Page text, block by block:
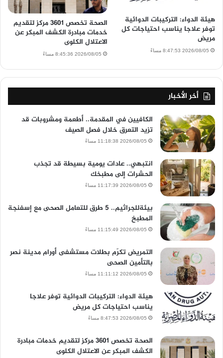
هيئة الدواء: التركيبات الدوائية
توفر علاجا يناسب احتياجات كل
مريض
2026/08/05 8:47:53 مساءً
الصحة تخصص 3601 مركز لتقديم
خدمات مبادرة الكشف المبكر عن
الاعتلال الكلوى
2026/08/05 8:45:36 مساءً
أخر الأخبار
الكافيين في المقدمة.. أطعمة ومشروبات قد
تزيد التعرق خلال فصل الصيف
2026/08/05 11:18:38 مساءً
انتبهي.. عادات يومية بسيطة قد تجذب
الحشرات إلى مطبخك
2026/08/05 11:17:39 مساءً
بيئةللجراثيم.. 5 طرق للتعامل الصحى مع إسفنجة
المطبخ
2026/08/05 11:15:49 مساءً
التمريض تكرّم بطلات مستشفى أورام مدينة نصر
بالتأمين الصحى
2026/08/05 11:11:12 مساءً
هيئة الدواء: التركيبات الدوائية توفر علاجا
يناسب احتياجات كل مريض
2026/08/05 8:47:53 مساءً
الصحة تخصص 3601 مركز لتقديم خدمات مبادرة
الكشف المبكر عن الاعتلال الكلوى